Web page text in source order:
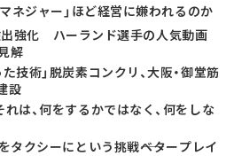
ネジャー」ほど経営に嫌われるのか
強化 ハーランド選手の人気動画
解
技術」脱炭素コンクリ、大阪・御堂筋
設
は、何をするかではなく、何をしな
タクシーにという挑戦――ベタープレイ